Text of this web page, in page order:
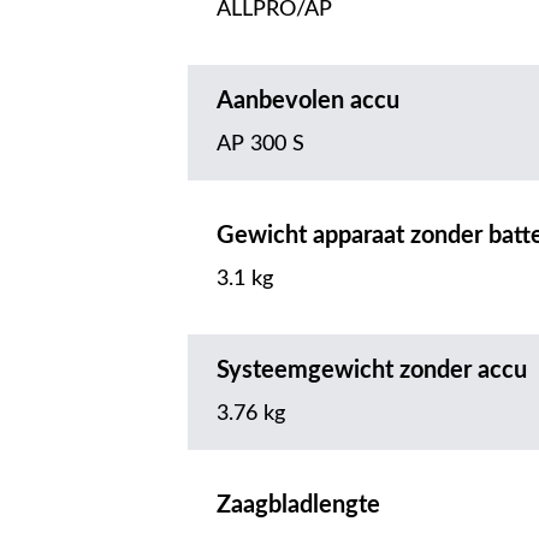
ALLPRO/AP
Aanbevolen accu
AP 300 S
Gewicht apparaat zonder
3.1 kg
Systeemgewicht zonder accu
3.76 kg
Zaagbladlengte